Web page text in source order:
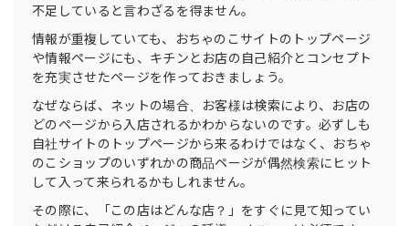
不足していると言わざるを得ません。
情報が重複していても、おちゃのこサイトのトップページ
や情報ページにも、キチンとお店の自己紹介とコンセプト
を充実させたページを作っておきましょう。
なぜならば、ネットの場合、お客様は検索により、お店の
どのページから入店されるかわからないのです。必ずしも
自社サイトのトップページから来るわけではなく、おちゃ
のこショップのいずれかの商品ページが偶然検索にヒット
して入って来られるかもしれません。
その際に、「この店はどんな店？」をすぐに見て知ってい